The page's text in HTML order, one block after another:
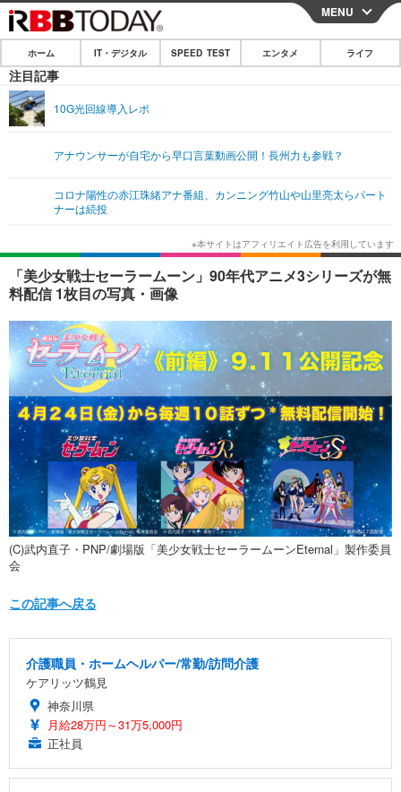
CLOSE
ホーム
IT・デジタル
ショッピング その他
エンタメTOP
韓国・芸能
音楽 スポーツ
ショッピング その他
ライフ
ライフTOP グルメ
ペット ショッピング
その他
リリース一覧
プッシュ通知の停止方法
MENU
ホーム IT・デジタル SPEED TEST エンタメ ライフ
注目記事
10G光回線導入レポ
アナウンサーが自宅から早口言葉動画公開！長州力も参戦？
コロナ陽性の赤江珠緒アナ番組、カンニング竹山や山里亮太らパート
ナーは続投
「美少女戦士セーラームーン」90年代アニメ3シリーズが無
料配信 1枚目の写真・画像
(C)武内直子・PNP/劇場版「美少女戦士セーラームーンEternal」製作委員
会
この記事へ戻る
介護職員・ホームヘルパー/常勤/訪問介護
ケアリッツ鶴見
神奈川県
月給28万円～31万5,000円
正社員